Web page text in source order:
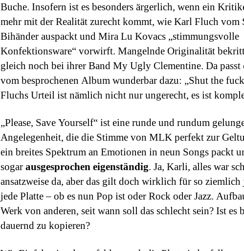
Buche. Insofern ist es besonders ärgerlich, wenn ein
mehr mit der Realität zurecht kommt, wie Karl Fluch vom
Bihänder auspackt und Mira Lu Kovacs „stimmungsvolle
Konfektionsware“ vorwirft. Mangelnde Originalität
gleich noch bei ihrer Band My Ugly Clementine. Da passt
vom besprochenen Album wunderbar dazu: „Shut the
Fluchs Urteil ist nämlich nicht nur ungerecht, es ist
„Please, Save Yourself“ ist eine runde und rundum
Angelegenheit, die die Stimme von MLK perfekt zur
ein breites Spektrum an Emotionen in neun Songs packt
sogarausgesprochen eigenständig. Ja, Karli, alles war
ansatzweise da, aber das gilt doch wirklich für so ziemlich
jede Platte – ob es nun Pop ist oder Rock oder Jazz.
Werk von anderen, seit wann soll das schlecht sein? Ist es
dauernd zu kopieren?